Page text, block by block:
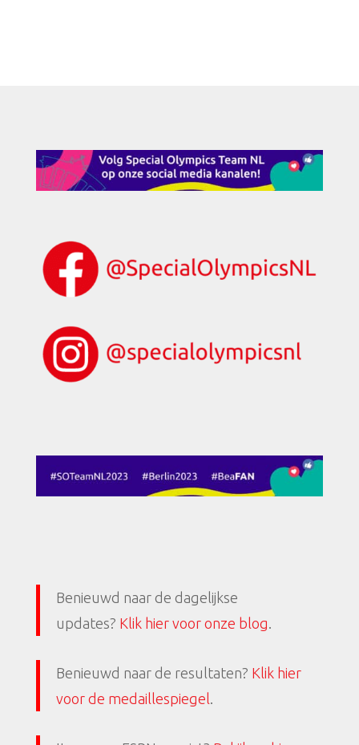
Benieuwd naar de dagelijkse
updates? Klik hier voor onze blog.
Benieuwd naar de resultaten? Klik hier
voor de medaillespiegel.